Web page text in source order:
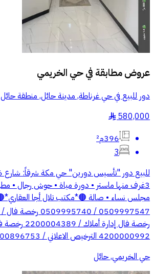
عروض مطابقة فيحي الخريمي
دور للبيع في حي غرناطة, مدينة حائل, منطقة حائل
580,000
§
396م²
3
3غرف منها ماستر • دورة مياة • حوش رجال •
مجلس نساء • صالة 🟤*مكتب تلال أجا
رخصة فال إدارة
4200000992 الترخيص الاعلاني / 7200896753
حي الخريمي, حائل